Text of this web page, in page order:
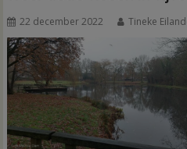
22 december 2022 Tineke